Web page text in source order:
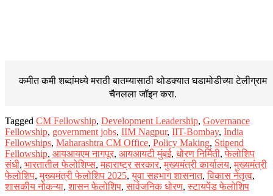
कमीत कमी शब्दांमध्ये मराठी बातम्यासाठी थोडक्यात घडामोडीच्याटेलीग्राम
चैनलला जॉइन करा.
Tagged CM Fellowship, Development Leadership, Governance
Fellowship, government jobs, IIM Nagpur, IIT-Bombay, India
Fellowships, Maharashtra CM Office, Policy Making, Stipend
Fellowship, आयआयएम नागपूर, आयआयटी मुंबई, धोरण निर्मिती,फेलोशिप
संधी, भारतातील फेलोशिप्स,महाराष्ट्र सरकार,मुख्यमंत्री कार्यालय,मुख्यमंत्री
फेलोशिप,मुख्यमंत्री फेलोशिप 2025,युवा सहभाग शासनात,विकास नेतृत्व,
शासकीय नोकऱ्या,शासन फेलोशिप,सार्वजनिक धोरण,स्टायपेंड फेलोशिप